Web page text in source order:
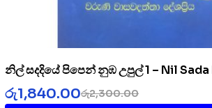
නිල් සදදියේ පිපෙන් නුඹ උපුල් 1 – Nil Sada
රු2,300.00
රු1,840.00